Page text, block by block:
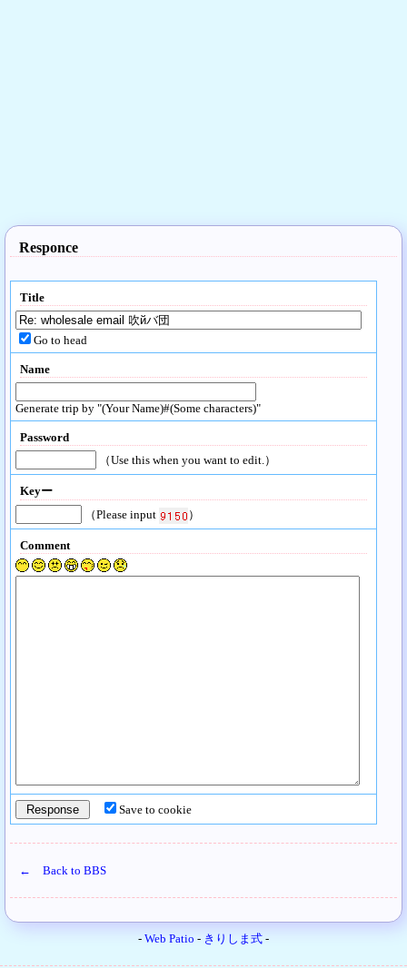
Responce
Title
Go to head
Name
Generate trip by "(Your Name)#(Some characters)"
Password
（Use this when you want to edit.）
Keyー
（Please input
）
Comment
Save to cookie
← Back to BBS
- Web Patio - きりしま式 -